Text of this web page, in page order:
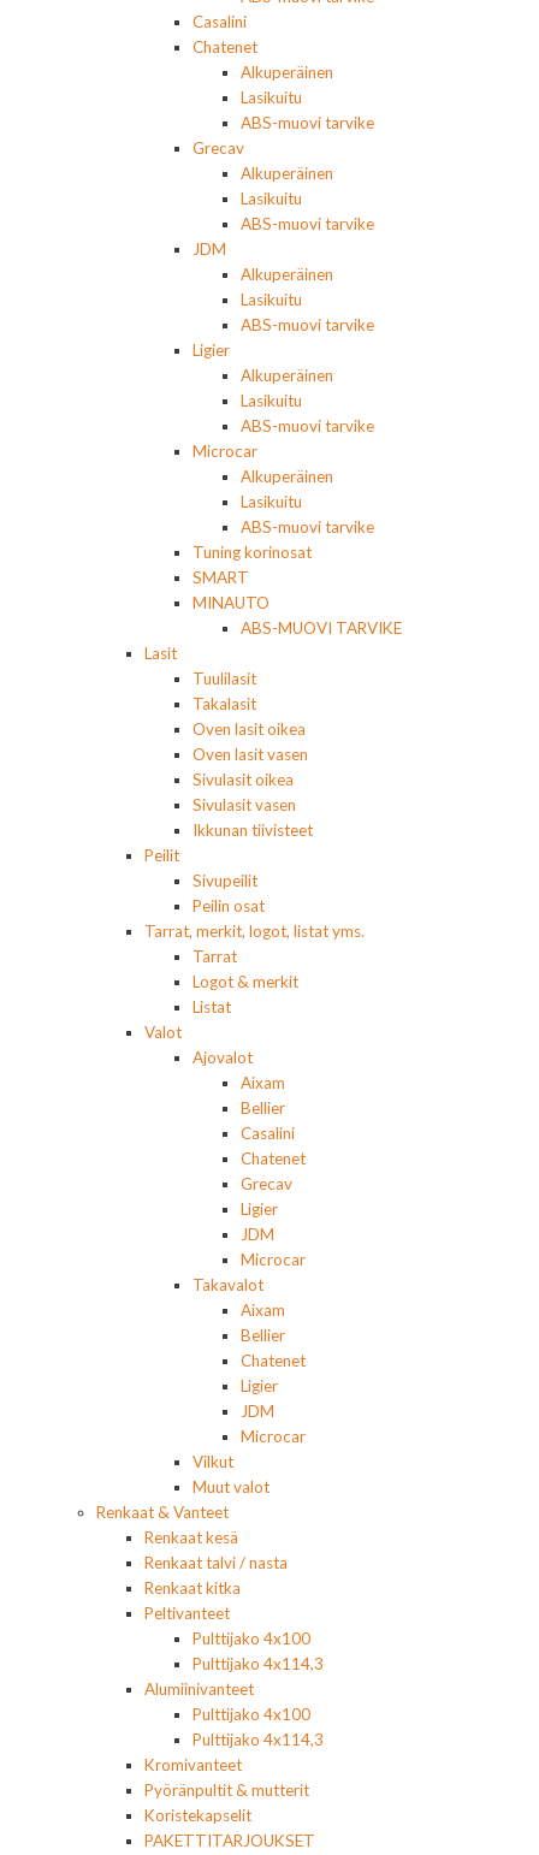
Casalini
Chatenet
Alkuperäinen
Lasikuitu
ABS-muovi tarvike
Grecav
Alkuperäinen
Lasikuitu
ABS-muovi tarvike
JDM
Alkuperäinen
Lasikuitu
ABS-muovi tarvike
Ligier
Alkuperäinen
Lasikuitu
ABS-muovi tarvike
Microcar
Alkuperäinen
Lasikuitu
ABS-muovi tarvike
Tuning korinosat
SMART
MINAUTO
ABS-MUOVI TARVIKE
Lasit
Tuulilasit
Takalasit
Oven lasit oikea
Oven lasit vasen
Sivulasit oikea
Sivulasit vasen
Ikkunan tiivisteet
Peilit
Sivupeilit
Peilin osat
Tarrat, merkit, logot, listat yms.
Tarrat
Logot & merkit
Listat
Valot
Ajovalot
Aixam
Bellier
Casalini
Chatenet
Grecav
Ligier
JDM
Microcar
Takavalot
Aixam
Bellier
Chatenet
Ligier
JDM
Microcar
Vilkut
Muut valot
Renkaat & Vanteet
Renkaat kesä
Renkaat talvi / nasta
Renkaat kitka
Peltivanteet
Pulttijako 4x100
Pulttijako 4x114,3
Alumiinivanteet
Pulttijako 4x100
Pulttijako 4x114,3
Kromivanteet
Pyöränpultit & mutterit
Koristekapselit
PAKETTITARJOUKSET